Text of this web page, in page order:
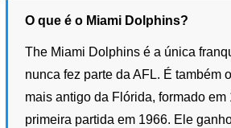
O que é o Miami Dolphins?
The Miami Dolphins é a única
nunca fez parte da AFL. É também
mais antigo da Flórida, formado
primeira partida em 1966. Ele